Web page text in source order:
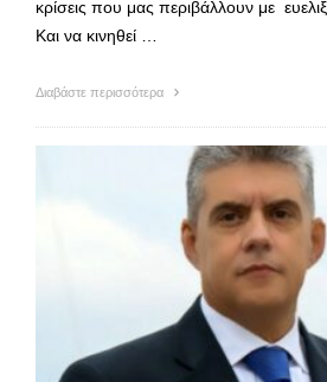
κρίσεις που μας περιβάλλουν με
Και να κινηθεί …
Διαβάστε περισσότερα